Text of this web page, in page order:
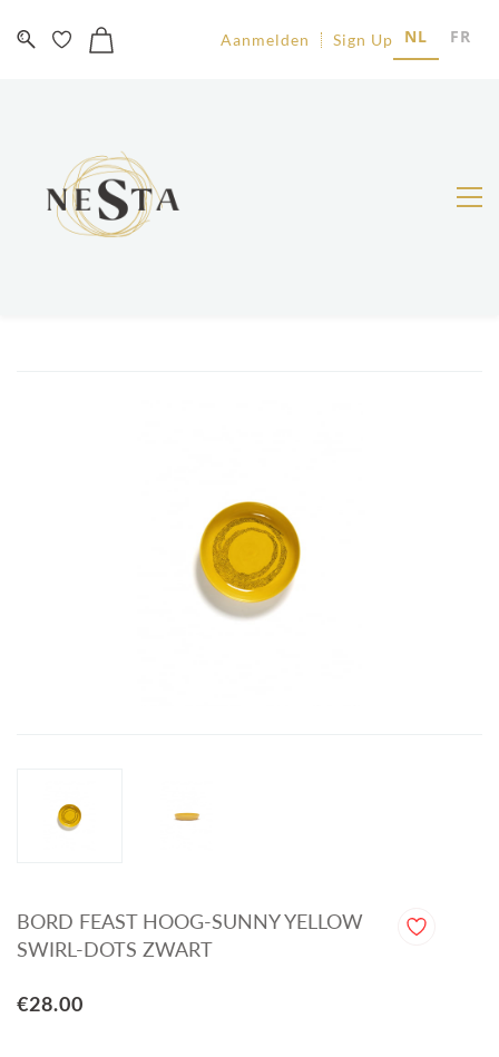
Aanmelden Sign Up NL FR
BORD FEAST HOOG-SUNNY YELLOW
SWIRL-DOTS ZWART
€28.00